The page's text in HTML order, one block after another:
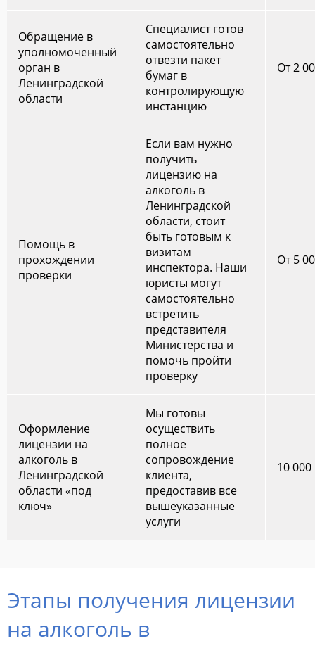
Обращение в
уполномоченный
орган в
Ленинградской
области
Специалист готов
самостоятельно
отвезти пакет
бумаг в
контролирующую
инстанцию
От 2
Помощь в
прохождении
проверки
Если вам нужно
получить
лицензию на
алкоголь в
Ленинградской
области, стоит
быть готовым к
визитам
инспектора. Наши
юристы могут
самостоятельно
встретить
представителя
Министерства и
помочь пройти
проверку
От 5
Оформление
лицензии на
алкоголь в
Ленинградской
области «под
ключ»
Мы готовы
осуществить
полное
сопровождение
клиента,
предоставив все
вышеуказанные
услуги
10 000
Этапы получения лицензии
на алкоголь в